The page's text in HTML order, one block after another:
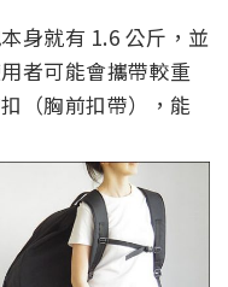
身就有 1.6 公斤，並
者可能會攜帶較重
（胸前扣帶），能